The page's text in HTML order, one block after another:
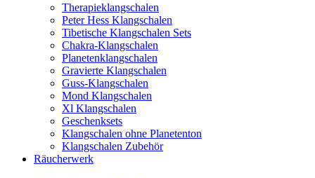
Therapieklangschalen
Peter Hess Klangschalen
Tibetische Klangschalen Sets
Chakra-Klangschalen
Planetenklangschalen
Gravierte Klangschalen
Guss-Klangschalen
Mond Klangschalen
Xl Klangschalen
Geschenksets
Klangschalen ohne Planetenton
Klangschalen Zubehör
Räucherwerk